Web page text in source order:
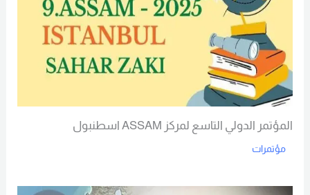
المؤتمر الدولي التاسع لمركز ASSAM اسطنبول
مؤتمرات